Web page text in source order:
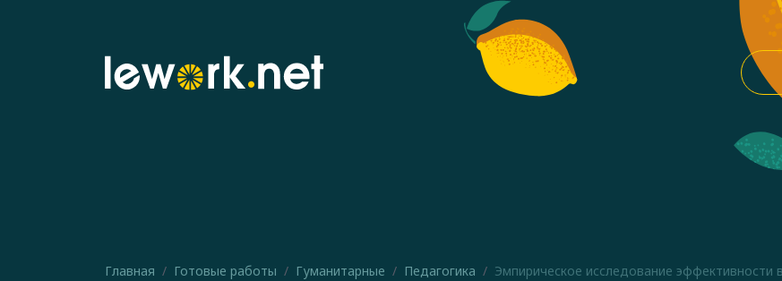
Главная Готовые работы Гуманитарные Педагогика Эмпирическое исследование эффективности